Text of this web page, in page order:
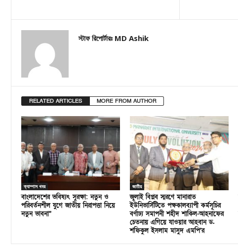
স্টাফ রিপোর্টারঃ MD Ashik
RELATED ARTICLES MORE FROM AUTHOR
ক্যাম্পাস খবর
বাংলাদেশের ভবিষ্যৎ সুরক্ষা: নতুন ও
পরিবর্তনশীল যুগে জাতীয় নিরাপত্তা নিয়ে
নতুন ভাবনা”
জাতীয়
জুলাই বিপ্লব স্মরণে মানারাত
ইউনিভার্সিটিতে পক্ষকালব্যাপী কর্মসূচির
বর্ণাঢ্য সমাপনী শহীদ শাকিল-আহনাফের
চেতনায় এগিয়ে যাওয়ার আহবান ড.
শফিকুল ইসলাম মাসুদ এমপি’র